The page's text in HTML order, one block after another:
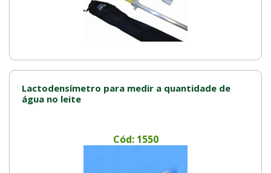
Lactodensímetro para medir a quantidade de
água no leite
Cód: 1550